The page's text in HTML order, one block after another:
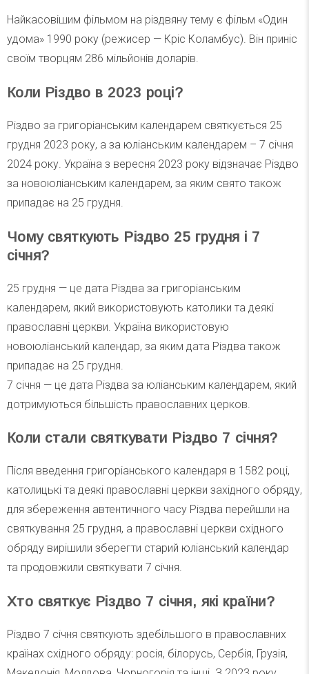
Найкасовішим фільмом на різдвяну тему є фільм «Один
удома» 1990 року (режисер — Кріс Коламбус). Він приніс
своїм творцям 286 мільйонів доларів.
Коли Різдво в 2023 році?
Різдво за григоріанським календарем святкується 25
грудня 2023 року, а за юліанським календарем – 7 січня
2024 року. Україна з вересня 2023 року відзначає Різдво
за новоюліанським календарем, за яким свято також
припадає на 25 грудня.
Чому святкують Різдво 25 грудня і 7
січня?
25 грудня — це дата Різдва за григоріанським
календарем, який використовують католики та деякі
православні церкви. Україна використовую
новоюліанський календар, за яким дата Різдва також
припадає на 25 грудня.
7 січня — це дата Різдва за юліанським календарем, який
дотримуються більшість православних церков.
Коли стали святкувати Різдво 7 січня?
Після введення григоріанського календаря в 1582 році,
католицькі та деякі православні церкви західного обряду,
для збереження автентичного часу Різдва перейшли на
святкування 25 грудня, а православні церкви східного
обряду вирішили зберегти старий юліанський календар
та продовжили святкувати 7 січня.
Хто святкує Різдво 7 січня, які країни?
Різдво 7 січня святкують здебільшого в православних
країнах східного обряду: росія, білорусь, Сербія, Грузія,